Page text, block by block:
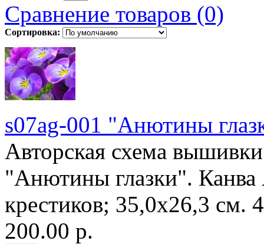
Сравнение товаров (0)
Сортировка:
s07ag-001 "Анютины
Авторская схема
"Анютины глазки".
крестиков; 35,0х26,3 см.
200.00 р.